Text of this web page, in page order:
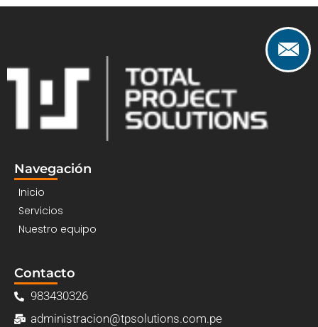
Navegación
Inicio
Servicios
Nuestro equipo
Contacto
983430326
administracion@tpsolutions.com.pe